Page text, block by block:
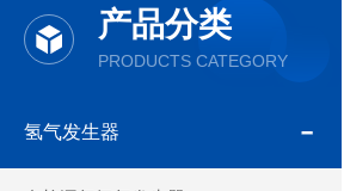
产品分类
PRODUCTS CATEGORY
氢气发生器